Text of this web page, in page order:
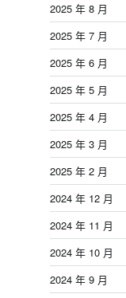
2025 年 8 月
2025 年 7 月
2025 年 6 月
2025 年 5 月
2025 年 4 月
2025 年 3 月
2025 年 2 月
2024 年 12 月
2024 年 11 月
2024 年 10 月
2024 年 9 月